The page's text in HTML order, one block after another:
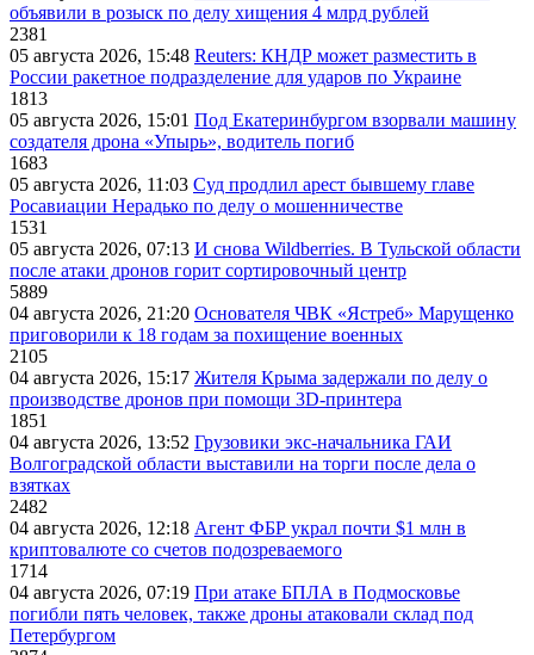
объявили в розыск по делу хищения 4 млрд рублей
2381
05 августа 2026, 15:48 Reuters: КНДР может разместить в
России ракетное подразделение для ударов по Украине
1813
05 августа 2026, 15:01 Под Екатеринбургом взорвали машину
создателя дрона «Упырь», водитель погиб
1683
05 августа 2026, 11:03 Суд продлил арест бывшему главе
Росавиации Нерадько по делу о мошенничестве
1531
05 августа 2026, 07:13 И снова Wildberries. В Тульской области
после атаки дронов горит сортировочный центр
5889
04 августа 2026, 21:20 Основателя ЧВК «Ястреб» Марущенко
приговорили к 18 годам за похищение военных
2105
04 августа 2026, 15:17 Жителя Крыма задержали по делу о
производстве дронов при помощи 3D‑принтера
1851
04 августа 2026, 13:52 Грузовики экс-начальника ГАИ
Волгоградской области выставили на торги после дела о
взятках
2482
04 августа 2026, 12:18 Агент ФБР украл почти $1 млн в
криптовалюте со счетов подозреваемого
1714
04 августа 2026, 07:19 При атаке БПЛА в Подмосковье
погибли пять человек, также дроны атаковали склад под
Петербургом